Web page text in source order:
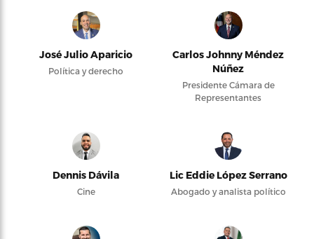
José Julio Aparicio
Política y derecho
Carlos Johnny Méndez
Núñez
Presidente Cámara de
Representantes
Dennis Dávila
Cine
Lic Eddie López Serrano
Abogado y analista político